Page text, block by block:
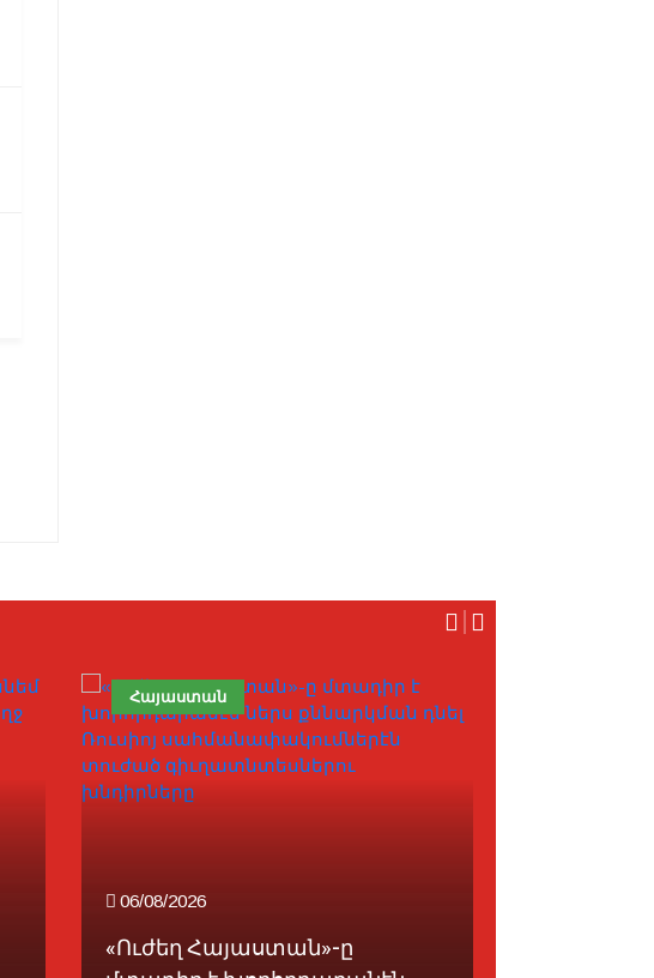
06/08/2026
«Ուժեղ Հայաստան»-ը
Հայաստան